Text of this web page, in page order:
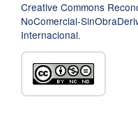
Creative Commons
NoComercial-
Internacional.